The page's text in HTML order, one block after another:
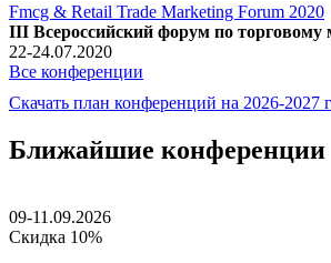
Fmcg & Retail Trade Marketing Forum 2020
III Всероссийский форум по торговому
22-24.07.2020
Все конференции
Скачать план конференций на 2026-2027
Ближайшие конференции
09-11.09.2026
Скидка 10%